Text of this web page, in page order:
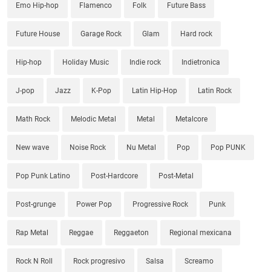
Emo Hip-hop Flamenco Folk Future Bass
Future House Garage Rock Glam Hard rock
Hip-hop Holiday Music Indie rock Indietronica
J-pop Jazz K-Pop Latin Hip-Hop Latin Rock
Math Rock Melodic Metal Metal Metalcore
New wave Noise Rock Nu Metal Pop Pop PUNK
Pop Punk Latino Post-Hardcore Post-Metal
Post-grunge Power Pop Progressive Rock Punk
Rap Metal Reggae Reggaeton Regional mexicana
Rock N Roll Rock progresivo Salsa Screamo